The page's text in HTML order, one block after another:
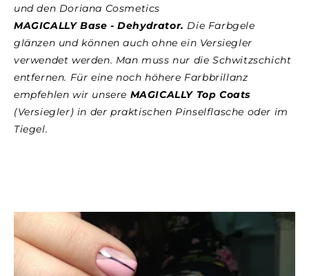
und den Doriana Cosmetics
MAGICALLY Base - Dehydrator. Die Farbgele
glänzen und können auch ohne ein Versiegler
verwendet werden. Man muss nur die Schwitzschicht
entfernen. Für eine noch höhere Farbbrillanz
empfehlen wir unsere MAGICALLY Top Coats
(Versiegler) in der praktischen Pinselflasche oder im
Tiegel.